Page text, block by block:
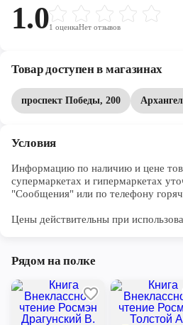
1.01 оценкаНет отзывов
Товар доступен в магазинах
проспект Победы, 200
Условия
Информацию по наличию и цене
супермаркетах и гипермаркетах
"Сообщения" или по телефону
Цены действительны при
Рядом на полке